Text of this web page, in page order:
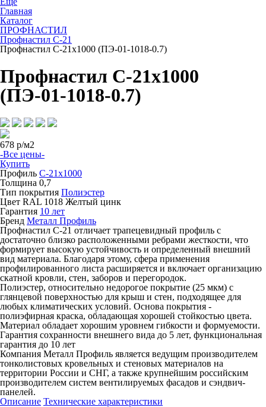
Главная
Каталог
ПРОФНАСТИЛ
Профнастил С-21
Профнастил С-21х1000 (ПЭ-01-1018-0.7)
Профнастил С-21х1000
(ПЭ-01-1018-0.7)
678 р/м2
-Все цены-
Купить
Профиль С-21х1000
Толщина 0,7
Тип покрытия Полиэстер
Цвет RAL 1018 Желтый цинк
Гарантия 10 лет
Бренд Металл Профиль
Профнастил С-21 отличает трапецевидный профиль с
достаточно близко расположенными ребрами жесткости, что
формирует высокую устойчивость и определенный внешний
вид материала. Благодаря этому, сфера применения
профилированного листа расширяется и включает организацию
скатной кровли, стен, заборов и перегородок.
Полиэстер, относительно недорогое покрытие (25 мкм) с
глянцевой поверхностью для крыш и стен, подходящее для
любых климатических условий. Основа покрытия -
полиэфирная краска, обладающая хорошей стойкостью цвета.
Материал обладает хорошим уровнем гибкости и формуемости.
Гарантия сохранности внешнего вида до 5 лет, функциональная
гарантия до 10 лет
Компания Металл Профиль является ведущим производителем
тонколистовых кровельных и стеновых материалов на
территории России и СНГ, а также крупнейшим российским
производителем систем вентилируемых фасадов и сэндвич-
панелей.
Описание Технические характеристики